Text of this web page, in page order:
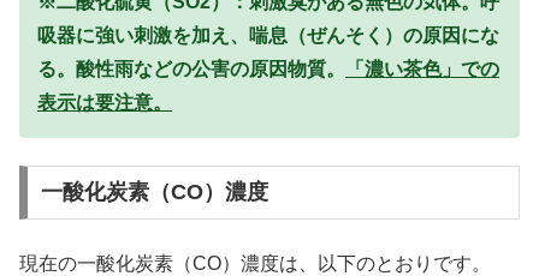
吸器に強い刺激を加え、喘息（ぜんそく）の原因にな
る。酸性雨などの公害の原因物質。
「濃い茶色」での
表示は要注意。
一酸化炭素（CO）濃度
現在の一酸化炭素（CO）濃度は、以下のとおりです。